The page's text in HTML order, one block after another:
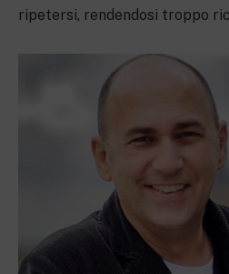
ripetersi, rendendosi troppo